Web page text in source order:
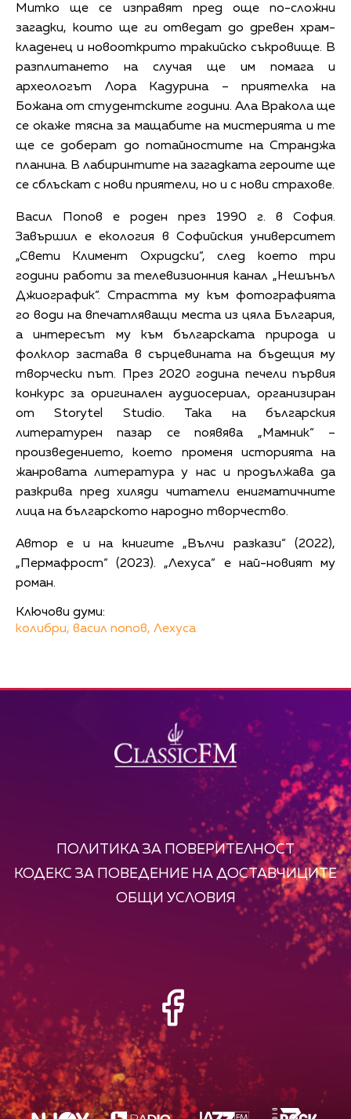
Митко ще се изправят пред още по-сложни
загадки, които ще ги отведат до древен храм-
кладенец и новооткрито тракийско съкровище. В
разплитането на случая ще им помага и
археологът Лора Кадурина – приятелка на
Божана от студентските години. Ала Вракола ще
се окаже тясна за мащабите на мистерията и те
ще се доберат до потайностите на Странджа
планина. В лабиринтите на загадката героите ще
се сблъскат с нови приятели, но и с нови страхове.
Васил Попов е роден през 1990 г. в София.
Завършил е екология в Софийския университет
„Свети Климент Охридски“, след което три
години работи за телевизионния канал „Нешънъл
Джиографик“. Страстта му към фотографията
го води на впечатляващи места из цяла България,
а интересът му към българската природа и
фолклор застава в сърцевината на бъдещия му
творчески път. През 2020 година печели първия
конкурс за оригинален аудиосериал, организиран
от Storytel Studio. Така на българския
литературен пазар се появява „Мамник“ –
произведението, което променя историята на
жанровата литература у нас и продължава да
разкрива пред хиляди читатели енигматичните
лица на българското народно творчество.
Автор е и на книгите „Вълчи разкази“ (2022),
„Пермафрост“ (2023). „Лехуса“ е най-новият му
роман.
Ключови думи:
колибри, васил попов, Лехуса
ПОЛИТИКА ЗА ПОВЕРИТЕЛНОСТ
КОДЕКС ЗА ПОВЕДЕНИЕ НА ДОСТАВЧИЦИТЕ
ОБЩИ УСЛОВИЯ